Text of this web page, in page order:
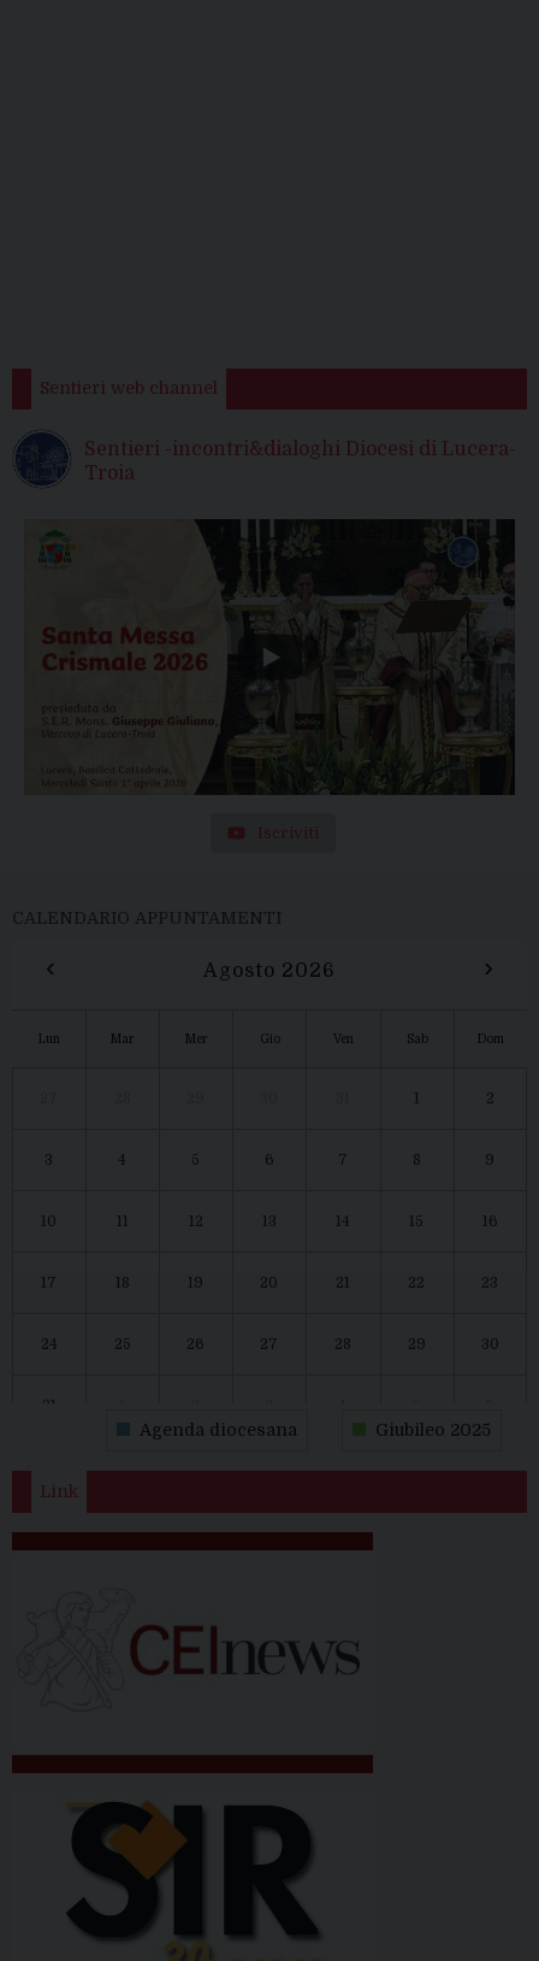
Sentieri web channel
Sentieri -incontri&dialoghi Diocesi di Lucera-
Troia
Iscriviti
CALENDARIO APPUNTAMENTI
‹ Agosto 2026 ›
Lun Mar Mer Gio Ven Sab Dom
1 2
3 4 5 6 7 8 9
10 11 12 13 14 15 16
17 18 19 20 21 22 23
24 25 26 27 28 29 30
31
Agenda diocesana Giubileo 2025
Link